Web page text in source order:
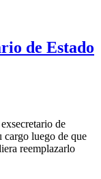
de Estado
de
cargo luego de que
reemplazarlo